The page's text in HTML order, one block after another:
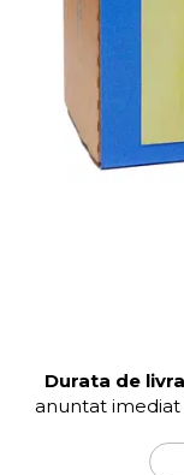
Jocuri pentru 2
Game cunoscute
Carcassonne
Jocuri de
romana
Vezi toate
Durata de
anuntat